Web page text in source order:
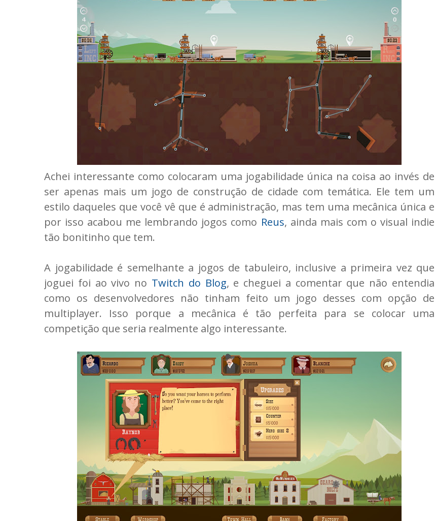
Achei interessante como colocaram uma jogabilidade única na coisa ao invés de
ser apenas mais um jogo de construção de cidade com temática. Ele tem um
estilo daqueles que você vê que é administração, mas tem uma mecânica única e
por isso acabou me lembrando jogos como Reus, ainda mais com o visual indie
tão bonitinho que tem.
A jogabilidade é semelhante a jogos de tabuleiro, inclusive a primeira vez que
joguei foi ao vivo no Twitch do Blog, e cheguei a comentar que não entendia
como os desenvolvedores não tinham feito um jogo desses com opção de
multiplayer. Isso porque a mecânica é tão perfeita para se colocar uma
competição que seria realmente algo interessante.